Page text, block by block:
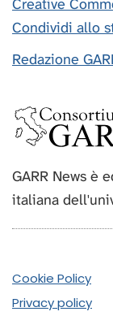
Creative
Condividi allo
Redazione
GARR News è
italiana
Cookie Policy
Privacy policy